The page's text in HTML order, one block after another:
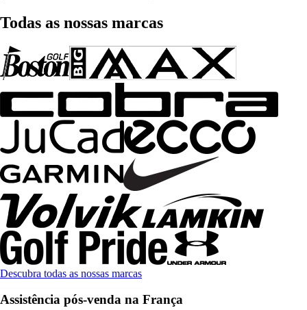
Todas as nossas marcas
Descubra todas as nossas marcas
Assistência pós-venda na França